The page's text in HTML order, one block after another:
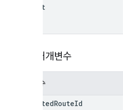
parent
쿼리 매개변수
매개변수
selectedRouteId